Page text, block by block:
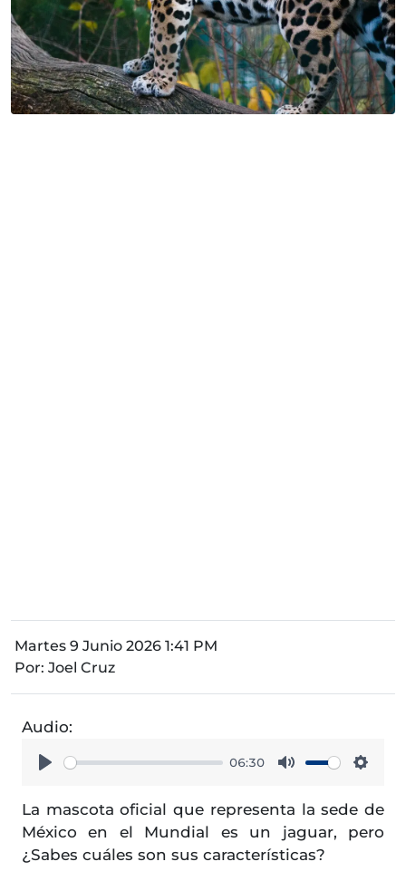
Martes 9 Junio 2026 1:41 PM
Por: Joel Cruz
Audio:
06:30
La mascota oficial que representa la sede de
México en el Mundial es un jaguar, pero
¿Sabes cuáles son sus características?